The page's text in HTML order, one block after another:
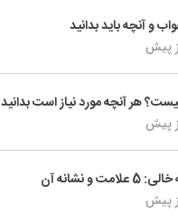
و آنچه باید بدانید
هر آنچه مورد نیاز است بدانید
و نشانه آن